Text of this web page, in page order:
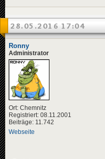
28.05.2016 17:04
Ronny
Administrator
Ort: Chemnitz
Registriert: 08.11.2001
Beiträge: 11.742
Webseite